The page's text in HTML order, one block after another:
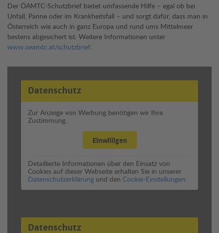
Der ÖAMTC-Schutzbrief bietet umfassende Hilfe – egal ob bei
Unfall, Panne oder im Krankheitsfall – und sorgt dafür, dass man in
Österreich wie auch in ganz Europa und rund ums Mittelmeer
bestens abgesichert ist. Weitere Informationen unter
www.oeamtc.at/schutzbrief.
Datenschutz
Zur Anzeige von Werbung benötigen wir Ihre
Zustimmung.
Einwilligen
Detaillierte Informationen über den Einsatz von
Cookies auf dieser Webseite erhalten Sie in unserer
Datenschutzerklärung und den Cookie-Einstellungen.
Datenschutz